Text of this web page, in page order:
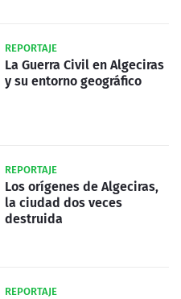
REPORTAJE
La Guerra Civil en Algeciras
y su entorno geográfico
REPORTAJE
Los orígenes de Algeciras,
la ciudad dos veces
destruida
REPORTAJE